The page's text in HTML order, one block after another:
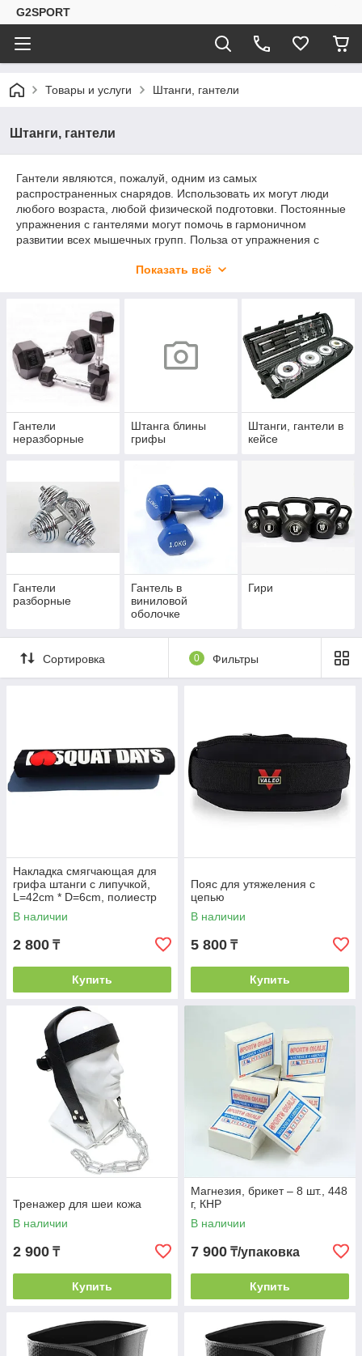
G2SPORT
Товары и услуги Штанги, гантели
Штанги, гантели
Гантели являются, пожалуй, одним из самых
распространенных снарядов. Использовать их могут люди
любого возраста, любой физической подготовки. Постоянные
упражнения с гантелями могут помочь в гармоничном
развитии всех мышечных групп. Польза от упражнения с
только при правильной технике выполнения и
Гантели наборные Гантели чугунные Гантели неопреновые и
гантели профессиональные. Все существующие на земле
виды гантелей для тренировок домашних и
профессиональных вы можете купить у нас подешевле чем
где бы то ни было можно купить гантели.Профессиональные
гантельные ряды и аэробные фитнесс гантели. Гантели для
домашних тренировок и гантели для тренажерных
залов.Хромированные гантели и обрезиненые гантели.
Показать всё
Гантели
неразборные
Штанга блины
грифы
Штанги, гантели в
кейсе
Гантели
разборные
Гантель в
виниловой
оболочке
Гири
Сортировка 0 Фильтры
Накладка смягчающая для
грифа штанги с липучкой,
L=42cm * D=6cm, полиестр
В наличии
2 800 ₸
Купить
Пояс для утяжеления с
цепью
В наличии
5 800 ₸
Купить
Тренажер для шеи кожа
В наличии
2 900 ₸
Купить
Магнезия, брикет – 8 шт., 448
г, КНР
В наличии
7 900 ₸/упаковка
Купить